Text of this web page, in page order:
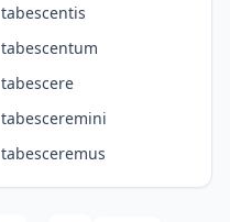
tabescentis
tabescentum
tabescere
tabesceremini
tabesceremus